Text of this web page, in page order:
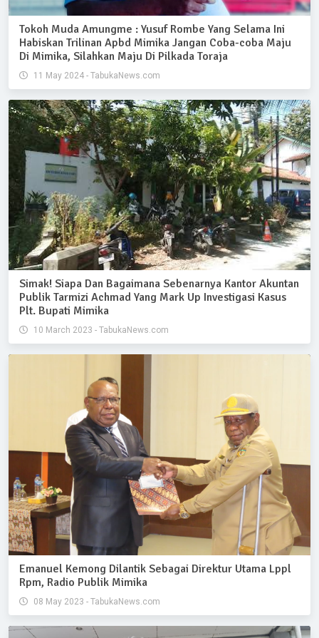
Tokoh Muda Amungme : Yusuf Rombe Yang Selama Ini
Habiskan Trilinan Apbd Mimika Jangan Coba-coba Maju
Di Mimika, Silahkan Maju Di Pilkada Toraja
11 May 2024 - TabukaNews.com
Simak! Siapa Dan Bagaimana Sebenarnya Kantor Akuntan
Publik Tarmizi Achmad Yang Mark Up Investigasi Kasus
Plt. Bupati Mimika
10 March 2023 - TabukaNews.com
Emanuel Kemong Dilantik Sebagai Direktur Utama Lppl
Rpm, Radio Publik Mimika
08 May 2023 - TabukaNews.com